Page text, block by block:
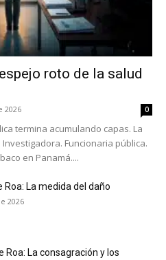
roto de la salud
2026 0
termina acumulando capas. La
Funcionaria pública.
en Panamá....
Roa: La medida del daño
2026
Roa: La consagración y los